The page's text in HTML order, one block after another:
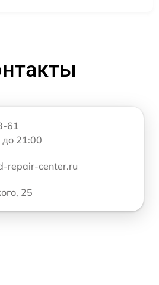
61
21:00
repair-center.ru
25